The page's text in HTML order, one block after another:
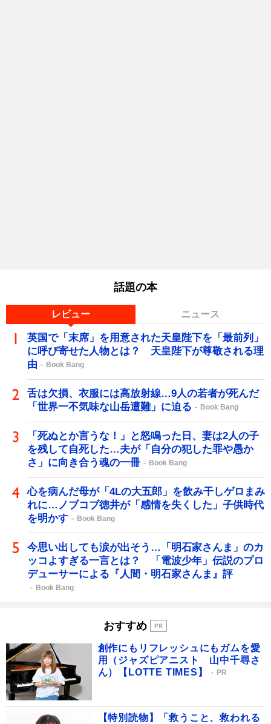
話題の本
レビュー ニュース
英国で「末席」を用意された天皇陛下を「最前列」
に呼び寄せた人物とは？ 天皇陛下が尊敬される理
由
Book Bang
舌は欠損、衣服には高放射線…9人の若者が死んだ
「世界一不気味な山岳遭難」に迫る
Book Bang
「死ぬとか言うな！」と怒鳴った日、妻は2人の子
を残して自死した…夫が「自分の犯した罪や愚か
さ」に向き合う魂の一冊
Book Bang
心を病んだ母が「4Lの大五郎」を飲み干しゲロまみ
れに…ノブコブ徳井が「感情を失くした」子供時代
を明かす
Book Bang
今思い出しても涙が出そう…「明石家さんま」のカ
ッコよすぎる一言とは？ 「電波少年」伝説のプロ
デューサーによる『人間・明石家さんま』評
Book Bang
おすすめ
創作にもリフレッシュにもガムを愛
用（ジャズピアニスト 山中千尋さ
ん）【LOTTE TIMES】
PR
【特別読物】「救うこと、救われる